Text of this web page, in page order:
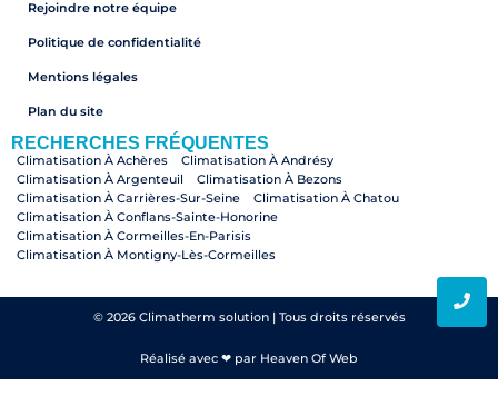
Rejoindre notre équipe
Politique de confidentialité
Mentions légales
Plan du site
RECHERCHES FRÉQUENTES
Climatisation À Achères
Climatisation À Andrésy
Climatisation À Argenteuil
Climatisation À Bezons
Climatisation À Carrières-Sur-Seine
Climatisation À Chatou
Climatisation À Conflans-Sainte-Honorine
Climatisation À Cormeilles-En-Parisis
Climatisation À Montigny-Lès-Cormeilles
Climatisation À Herblay-Sur-Seine
Climatisation À Le Mesnil-Le-Roi
Climatisation À Le Pecq
Climatisation À Montesson
Climatisation À Pierrelaye
Climatisation À Paris
© 2026 Climatherm solution | Tous droits réservés
Réalisé avec ❤ par Heaven Of Web